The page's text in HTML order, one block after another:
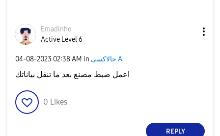
Emadinho
Active Level 6
‎04-08-2023 02:38 AM in جالاكسى A
اعمل ضبط مصنع بعد ما تنقل بياناتك
0 Likes
REPLY